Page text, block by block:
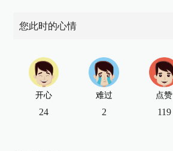
您此时的心情
开心
24
难过
2
点赞
119